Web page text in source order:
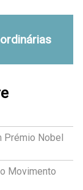
Prémio Nobel
Movimento